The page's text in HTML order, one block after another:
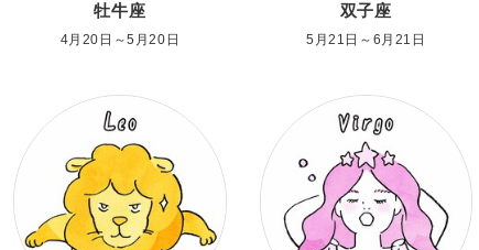
牡牛座
4月20日～5月20日
双子座
5月21日～6月21日